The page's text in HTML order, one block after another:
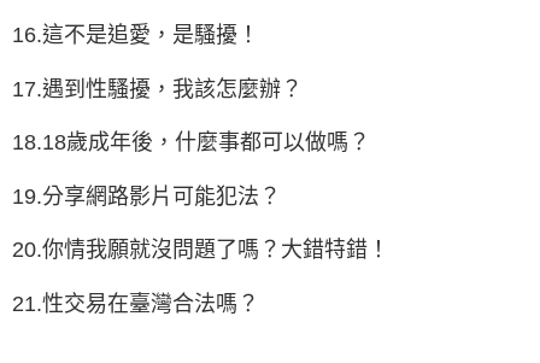
16.這不是追愛，是騷擾！
17.遇到性騷擾，我該怎麼辦？
18.18歲成年後，什麼事都可以做嗎？
19.分享網路影片可能犯法？
20.你情我願就沒問題了嗎？大錯特錯！
21.性交易在臺灣合法嗎？